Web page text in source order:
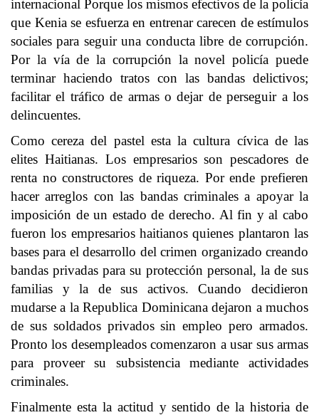
internacional Porque los mismos efectivos de la policía
que Kenia se esfuerza en entrenar carecen de estímulos
sociales para seguir una conducta libre de corrupción.
Por la vía de la corrupción la novel policía puede
terminar haciendo tratos con las bandas delictivos;
facilitar el tráfico de armas o dejar de perseguir a los
delincuentes.
Como cereza del pastel esta la cultura cívica de las
elites Haitianas. Los empresarios son pescadores de
renta no constructores de riqueza. Por ende prefieren
hacer arreglos con las bandas criminales a apoyar la
imposición de un estado de derecho. Al fin y al cabo
fueron los empresarios haitianos quienes plantaron las
bases para el desarrollo del crimen organizado creando
bandas privadas para su protección personal, la de sus
familias y la de sus activos. Cuando decidieron
mudarse a la Republica Dominicana dejaron a muchos
de sus soldados privados sin empleo pero armados.
Pronto los desempleados comenzaron a usar sus armas
para proveer su subsistencia mediante actividades
criminales.
Finalmente esta la actitud y sentido de la historia de